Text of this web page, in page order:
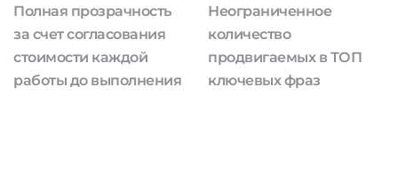
Полная прозрачность
за счет согласования
стоимости каждой
работы до выполнения
Неограниченное
количество
продвигаемых в ТОП
ключевых фраз